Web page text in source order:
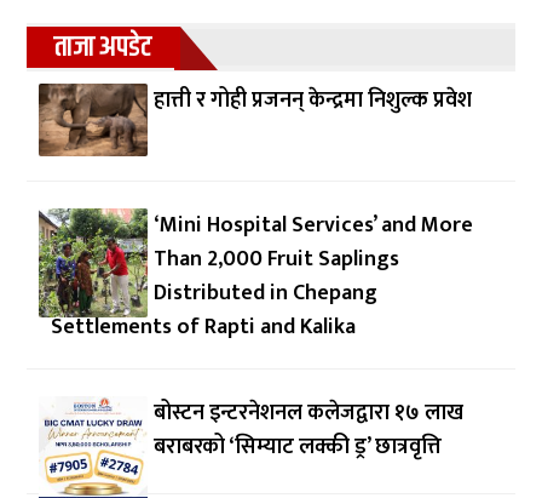
ताजा अपडेट
हात्ती र गोही प्रजनन् केन्द्रमा निशुल्क प्रवेश
‘Mini Hospital Services’ and More
Than 2,000 Fruit Saplings
Distributed in Chepang
Settlements of Rapti and Kalika
बोस्टन इन्टरनेशनल कलेजद्वारा १७ लाख
बराबरको ‘सिम्याट लक्की ड्र’ छात्रवृत्ति